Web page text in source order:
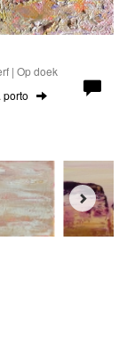
| Op doek
porto